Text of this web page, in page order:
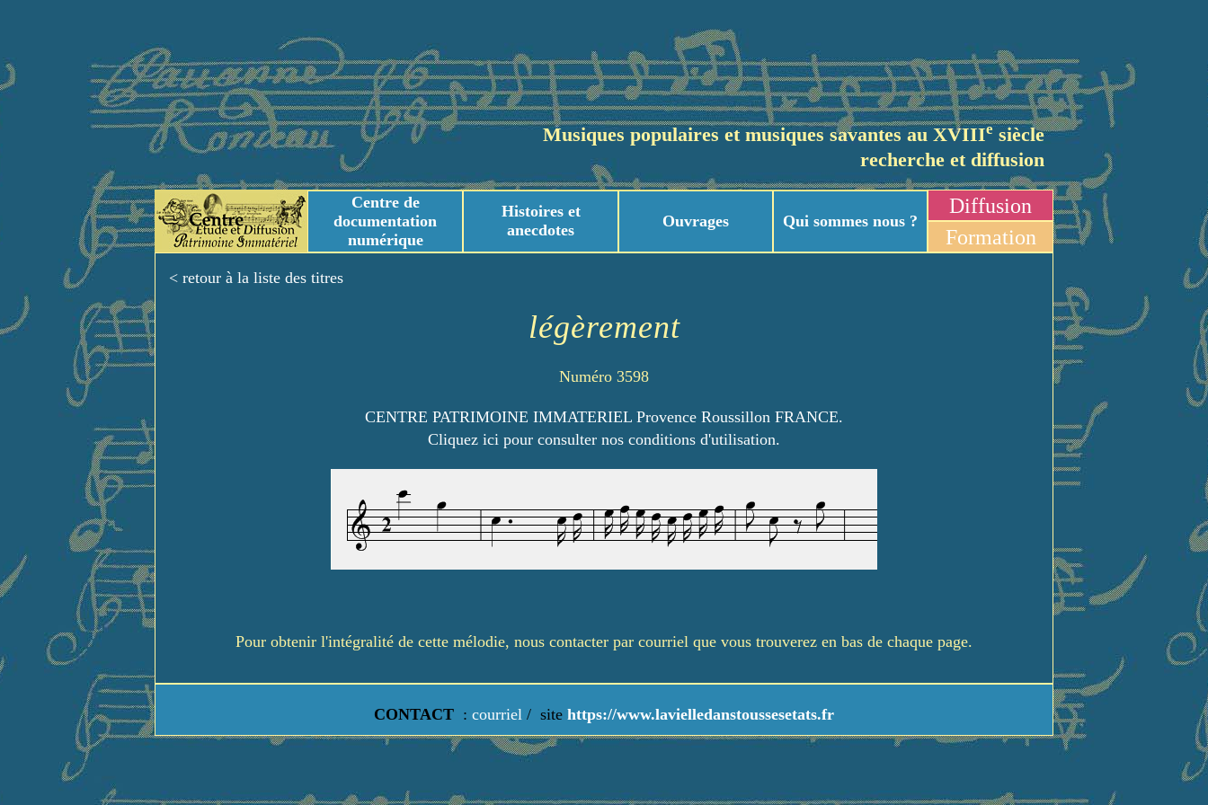
Musiques populaires et musiques savantes au XVIIIesiècle
recherche et diffusion
Centre de
documentation
numérique
Histoires et
anecdotes
Ouvrages Qui sommes nous ?
Diffusion
Formation
< retour à la liste des titres
légèrement
Numéro 3598
CENTRE PATRIMOINE IMMATERIEL Provence Roussillon FRANCE.
Cliquez ici pour consulter nos conditions d'utilisation.
Pour obtenir l'intégralité de cette mélodie, nous contacter par courriel que vous trouverez en bas de chaque page.
CONTACT : courriel / site https://www.lavielledanstoussesetats.fr